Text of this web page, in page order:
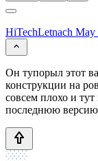
HiTechLetnach May
Он тупорыл этот
конструкции на
совсем плохо и
последнюю версию